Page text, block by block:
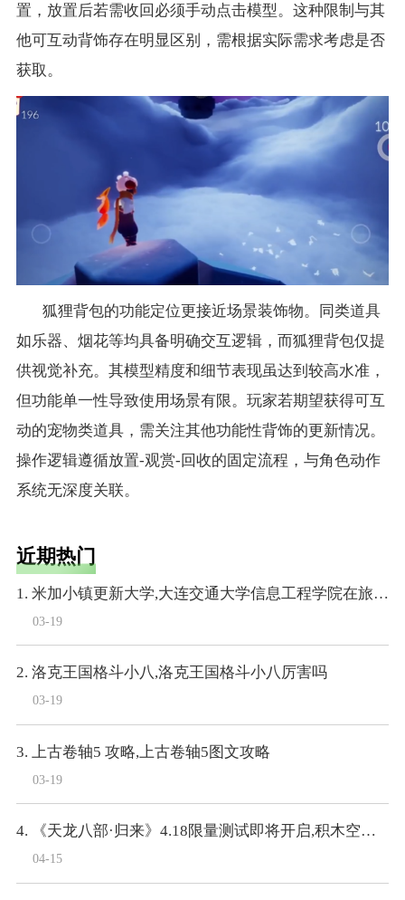
置，放置后若需收回必须手动点击模型。这种限制与其
他可互动背饰存在明显区别，需根据实际需求考虑是否
获取。
狐狸背包的功能定位更接近场景装饰物。同类道具
如乐器、烟花等均具备明确交互逻辑，而狐狸背包仅提
供视觉补充。其模型精度和细节表现虽达到较高水准，
但功能单一性导致使用场景有限。玩家若期望获得可互
动的宠物类道具，需关注其他功能性背饰的更新情况。
操作逻辑遵循放置-观赏-回收的固定流程，与角色动作
系统无深度关联。
近期热门
1. 米加小镇更新大学,大连交通大学信息工程学院在旅顺大学城里么
03-19
2. 洛克王国格斗小八,洛克王国格斗小八厉害吗
03-19
3. 上古卷轴5 攻略,上古卷轴5图文攻略
03-19
4. 《天龙八部·归来》4.18限量测试即将开启,积木空降爆料
04-15